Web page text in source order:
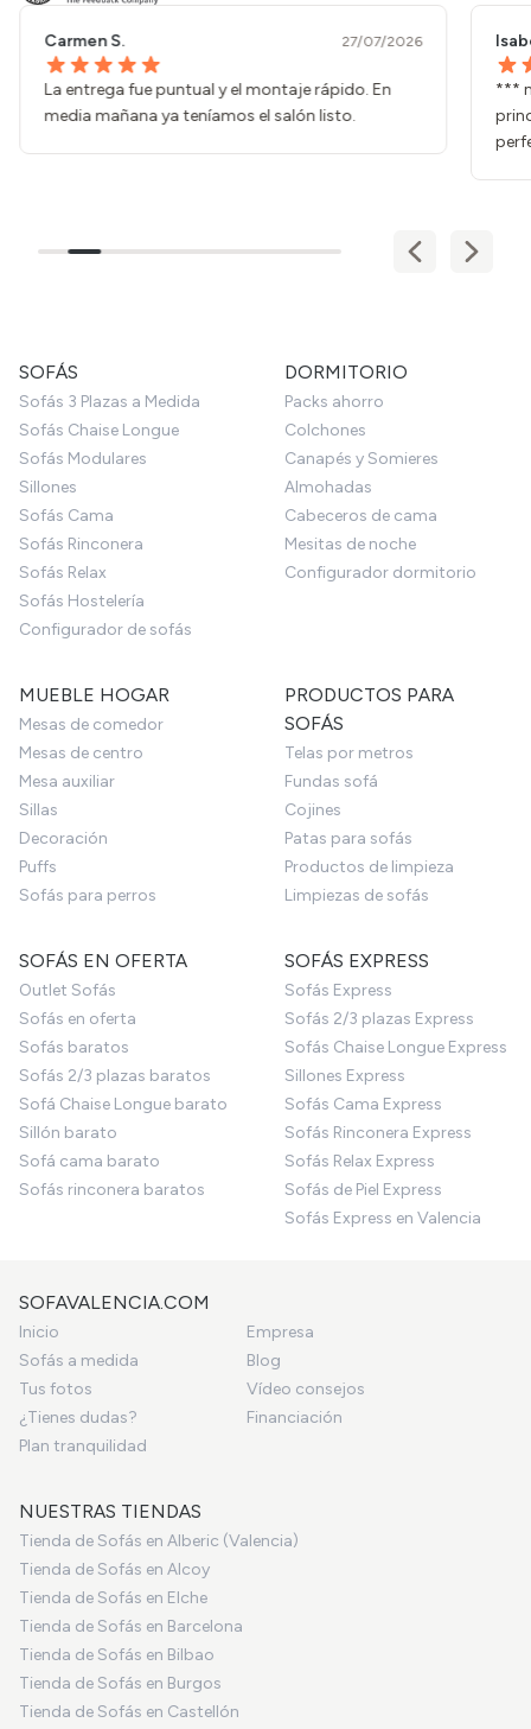
Isabel N. 27/07/2026
*** nos recomendó una configuración que al
principio no habíamos pensado y ha quedado
La
de
SOFÁS
Sofás 3 Plazas a Medida
Sofás Chaise Longue
Sofás Modulares
Sillones
Sofás Cama
Sofás Rinconera
Sofás Relax
Sofás Hostelería
Configurador de sofás
DORMITORIO
Packs ahorro
Colchones
Canapés y Somieres
Almohadas
Cabeceros de cama
Mesitas de noche
Configurador dormitorio
MUEBLE HOGAR
Mesas de comedor
Mesas de centro
Mesa auxiliar
Sillas
Decoración
Puffs
Sofás para perros
PRODUCTOS PARA
SOFÁS
Telas por metros
Fundas sofá
Cojines
Patas para sofás
Productos de limpieza
Limpiezas de sofás
SOFÁS EN OFERTA
Outlet Sofás
Sofás en oferta
Sofás baratos
Sofás 2/3 plazas baratos
Sofá Chaise Longue barato
Sillón barato
Sofá cama barato
Sofás rinconera baratos
SOFÁS EXPRESS
Sofás Express
Sofás 2/3 plazas Express
Sofás Chaise Longue Express
Sillones Express
Sofás Cama Express
Sofás Rinconera Express
Sofás Relax Express
Sofás de Piel Express
Sofás Express en Valencia
SOFAVALENCIA.COM
Inicio
Empresa
Sofás a medida
Blog
Tus fotos
Vídeo consejos
¿Tienes dudas?
Financiación
Plan tranquilidad
NUESTRAS TIENDAS
Tienda de Sofás en Alberic (Valencia)
Tienda de Sofás en Alcoy
Tienda de Sofás en Elche
Tienda de Sofás en Barcelona
Tienda de Sofás en Bilbao
Tienda de Sofás en Burgos
Tienda de Sofás en Castellón